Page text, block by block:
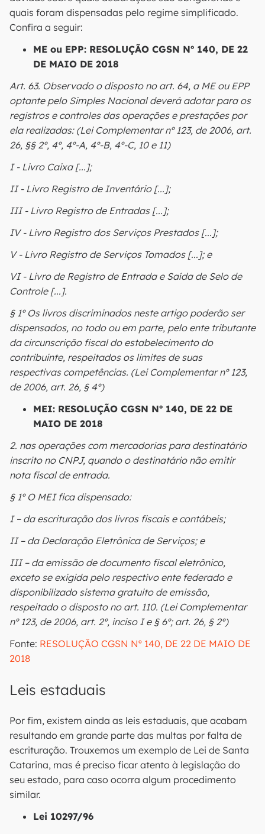
quais foram dispensadas pelo regime simplificado.
Confira a seguir:
ME ou EPP: RESOLUÇÃO CGSN Nº 140, DE 22
DE MAIO DE 2018
Art. 63. Observado o disposto no art. 64, a ME ou EPP
optante pelo Simples Nacional deverá adotar para os
registros e controles das operações e prestações por
ela realizadas: (Lei Complementar nº 123, de 2006, art.
26, §§ 2º, 4º, 4º-A, 4º-B, 4º-C, 10 e 11)
I - Livro Caixa [...];
II - Livro Registro de Inventário [...];
III - Livro Registro de Entradas [...];
IV - Livro Registro dos Serviços Prestados [...];
V - Livro Registro de Serviços Tomados [...]; e
VI - Livro de Registro de Entrada e Saída de Selo de
Controle [...].
§ 1º Os livros discriminados neste artigo poderão ser
dispensados, no todo ou em parte, pelo ente tributante
da circunscrição fiscal do estabelecimento do
contribuinte, respeitados os limites de suas
respectivas competências. (Lei Complementar nº 123,
de 2006, art. 26, § 4º)
MEI: RESOLUÇÃO CGSN Nº 140, DE 22 DE
MAIO DE 2018
2. nas operações com mercadorias para destinatário
inscrito no CNPJ, quando o destinatário não emitir
nota fiscal de entrada.
§ 1º O MEI fica dispensado:
I – da escrituração dos livros fiscais e contábeis;
II – da Declaração Eletrônica de Serviços; e
III – da emissão de documento fiscal eletrônico,
exceto se exigida pelo respectivo ente federado e
disponibilizado sistema gratuito de emissão,
respeitado o disposto no art. 110. (Lei Complementar
nº 123, de 2006, art. 2º, inciso I e § 6º; art. 26, § 2º)
Fonte: RESOLUÇÃO CGSN Nº 140, DE 22 DE MAIO DE
2018
Leis estaduais
Por fim, existem ainda as leis estaduais, que acabam
resultando em grande parte das multas por falta de
escrituração. Trouxemos um exemplo de Lei de Santa
Catarina, mas é preciso ficar atento à legislação do
seu estado, para caso ocorra algum procedimento
similar.
Lei 10297/96